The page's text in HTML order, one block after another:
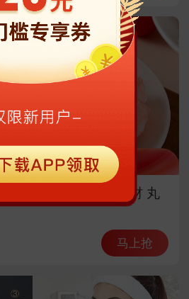
滑 100g*10袋 火锅食材 丸
马上抢